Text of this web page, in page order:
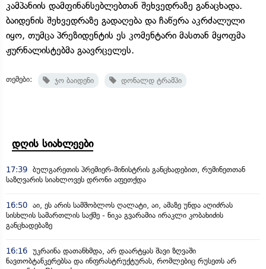
კამპანიის დამფინანსებლებთან შეხვედრაზე განაცხადა.
ბაიდენის შეხვედრაზე გადაღება და ჩაწერა აკრძალული
იყო, თუმცა პრეზიდენტის ეს კომენტარი მასთან მყოფმა
ჟურნალისტებმა გაავრცელეს.
თემები: ჯო ბაიდენი დონალდ ტრამპი
დღის სიახლეები
17:39 ბულგარეთის პრემიერ-მინისტრის განცხადებით, რუმინეთთან
საზღვარის სიახლოვეს დრონი აფეთქდა
16:50 აი, ეს არის სამშობლოს ღალატი, აი, ამაზე უნდა აღიძრას
სისხლის სამართლის საქმე - ნიკა გვარამია ირაკლი კობახიძის
განცხადებაზე
16:16 უკრაინა დათანხმდა, არ დაარტყას შავი ზღვაში
ნავთობტანკერებსა და ინფრასტრუქტურას, რომლებიც რუსეთს არ